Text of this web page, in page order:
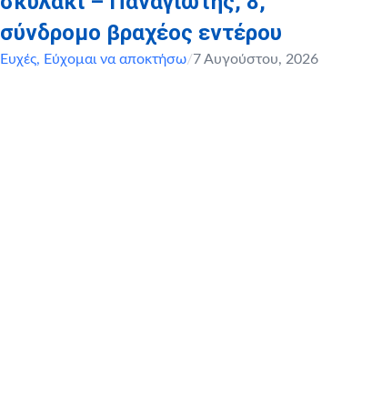
σύνδρομο βραχέος εντέρου
Ευχές, Εύχομαι να αποκτήσω/7 Αυγούστου, 2026